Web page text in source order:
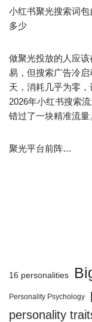
小红书聚光搜索词
多少
做聚光投放的人应
易，但搜索广告冷
天，消耗几乎为零，
2026年小红书搜索
错过了一块精准流量
聚光平台前阵…
16 personalities
Personality Psychology
personality